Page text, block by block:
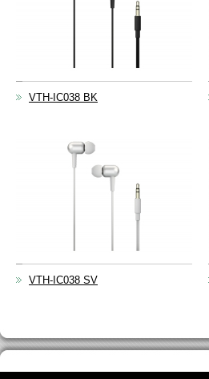
VTH-IC038 BK
VTH-IC038 SV